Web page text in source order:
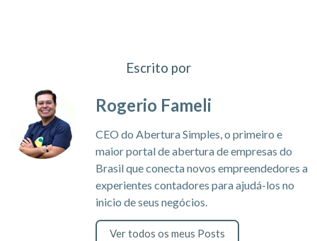
Escrito por
Rogerio Fameli
CEO do Abertura Simples, o primeiro e
maior portal de abertura de empresas do
Brasil que conecta novos empreendedores a
experientes contadores para ajudá-los no
inicio de seus negócios.
Ver todos os meus Posts